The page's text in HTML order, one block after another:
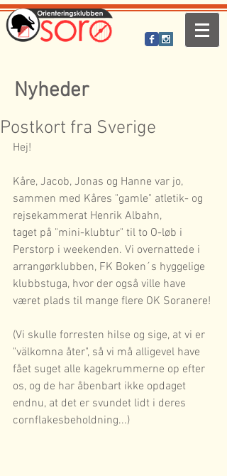
Nyheder
Postkort fra Sverige
Hej!
Kåre, Jacob, Jonas og Hanne var jo,
sammen med Kåres "gamle" atletik- og
rejsekammerat Henrik Albahn,
taget på "mini-klubtur" til to O-løb i
Perstorp i weekenden. Vi overnattede i
arrangørklubben, FK Boken´s hyggelige
klubbstuga, hvor der også ville have
været plads til mange flere OK Soranere!
(Vi skulle forresten hilse og sige, at vi er
"välkomna åter", så vi må alligevel have
fået suget alle kagekrummerne op efter
os, og de har åbenbart ikke opdaget
endnu, at det er svundet lidt i deres
cornflakesbeholdning...)